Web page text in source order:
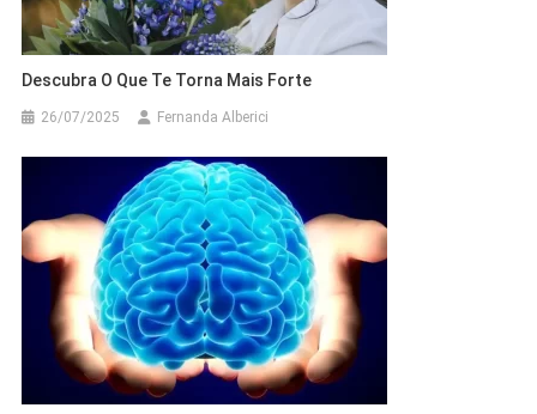
Descubra O Que Te Torna Mais Forte
26/07/2025 Fernanda Alberici